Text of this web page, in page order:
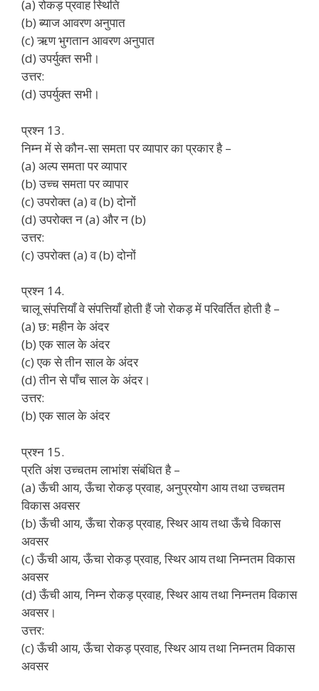
(a) रोकड़ प्रवाह स्थिति
(b) ब्याज आवरण अनुपात
(c) ऋण भुगतान आवरण अनुपात
(d) उपर्युक्त सभी।
उत्तर:
(d) उपर्युक्त सभी।
प्रश्न 13.
निम्न में से कौन-सा समता पर व्यापार का प्रकार है –
(a) अल्प समता पर व्यापार
(b) उच्च समता पर व्यापार
(c) उपरोक्त (a) व (b) दोनों
(d) उपरोक्त न (a) और न (b)
उत्तर:
(c) उपरोक्त (a) व (b) दोनों
प्रश्न 14.
चालू संपत्तियाँ वे संपत्तियाँ होती हैं जो रोकड़ में परिवर्तित होती है –
(a) छ: महीन के अंदर
(b) एक साल के अंदर
(c) एक से तीन साल के अंदर
(d) तीन से पाँच साल के अंदर।
उत्तर:
(b) एक साल के अंदर
प्रश्न 15.
प्रति अंश उच्चतम लाभांश संबंधित है –
(a) ऊँची आय, ऊँचा रोकड़ प्रवाह, अनुप्रयोग आय तथा उच्चतम
विकास अवसर
(b) ऊँची आय, ऊँचा रोकड़ प्रवाह, स्थिर आय तथा ऊँचे विकास
अवसर
(c) ऊँची आय, ऊँचा रोकड़ प्रवाह, स्थिर आय तथा निम्नतम विकास
अवसर
(d) ऊँची आय, निम्न रोकड़ प्रवाह, स्थिर आय तथा निम्नतम विकास
अवसर।
उत्तर:
(c) ऊँची आय, ऊँचा रोकड़ प्रवाह, स्थिर आय तथा निम्नतम विकास
अवसर